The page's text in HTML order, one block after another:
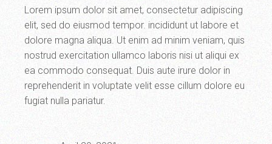
Lorem ipsum dolor sit amet, consectetur adipiscing
elit, sed do eiusmod tempor. incididunt ut labore et
dolore magna aliqua. Ut enim ad minim veniam, quis
nostrud exercitation ullamco laboris nisi ut aliqui ex
ea commodo consequat. Duis aute irure dolor in
reprehenderit in voluptate velit esse cillum dolore eu
fugiat nulla pariatur.